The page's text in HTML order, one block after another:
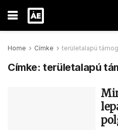
Home Címke területalapú
Címke:területalapú